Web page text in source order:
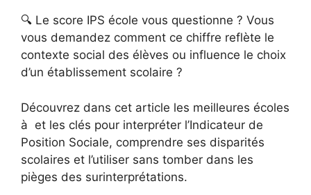
🔍 Le score IPS école vous questionne ? Vous
vous demandez comment ce chiffre reflète le
contexte social des élèves ou influence le choix
d’un établissement scolaire ?
Découvrez dans cet article les meilleures écoles
à et les clés pour interpréter l’Indicateur de
Position Sociale, comprendre ses disparités
scolaires et l’utiliser sans tomber dans les
pièges des surinterprétations.